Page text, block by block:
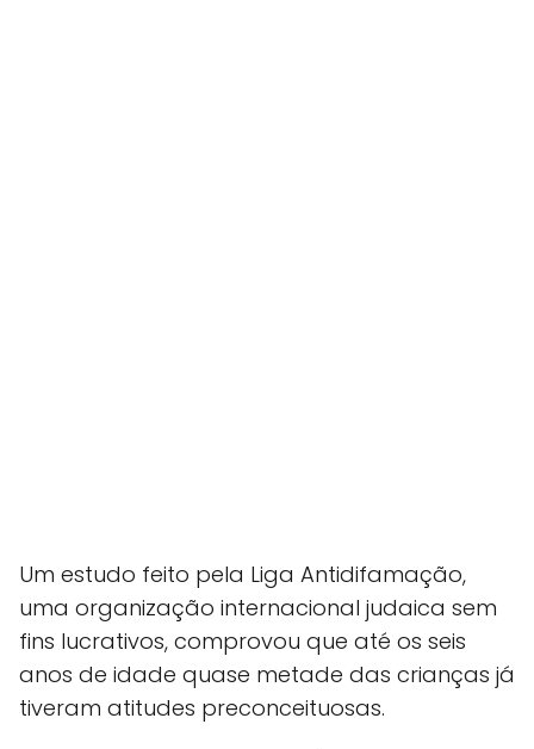
Um estudo feito pela Liga Antidifamação,
uma organização internacional judaica sem
fins lucrativos, comprovou que até os seis
anos de idade quase metade das crianças já
tiveram atitudes preconceituosas.